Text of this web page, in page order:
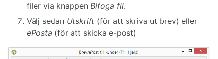
filer via knappen Bifoga fil.
Välj sedan Utskrift (för att skriva ut brev) eller
ePosta (för att skicka e-post)